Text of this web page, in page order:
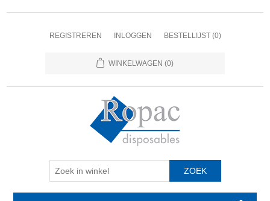
REGISTREREN INLOGGEN BESTELLIJST (0)
WINKELWAGEN (0)